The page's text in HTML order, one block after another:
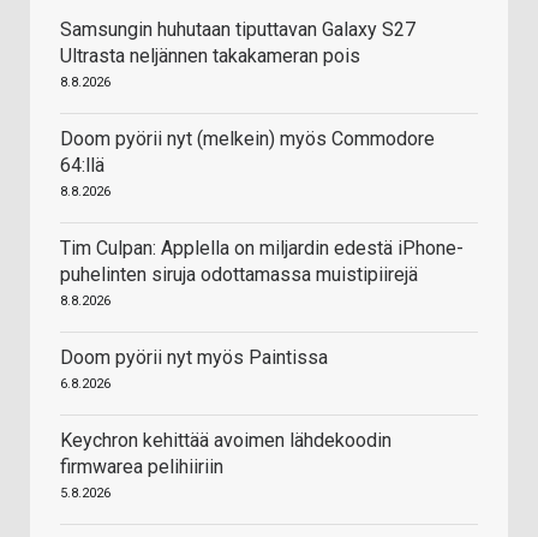
Samsungin huhutaan tiputtavan Galaxy S27
Ultrasta neljännen takakameran pois
8.8.2026
Doom pyörii nyt (melkein) myös Commodore
64:llä
8.8.2026
Tim Culpan: Applella on miljardin edestä iPhone-
puhelinten siruja odottamassa muistipiirejä
8.8.2026
Doom pyörii nyt myös Paintissa
6.8.2026
Keychron kehittää avoimen lähdekoodin
firmwarea pelihiiriin
5.8.2026